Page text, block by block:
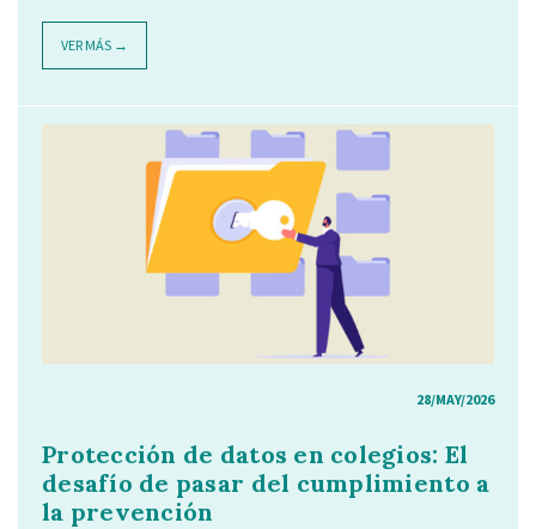
VER MÁS →
28/MAY/2026
Protección de datos en colegios: El
desafío de pasar del cumplimiento a
la prevención